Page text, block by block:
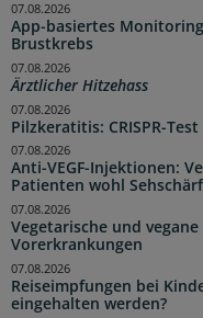
App-basiertes
Brustkrebs
07.08.2026
Ärztlicher Hitzehass
07.08.2026
Pilzkeratitis: CRISPR-
07.08.2026
Anti-VEGF-Injektionen:
Patienten wohl
07.08.2026
Vegetarische und
Vorerkrankungen
07.08.2026
Reiseimpfungen bei
eingehalten werden?
07.08.2026